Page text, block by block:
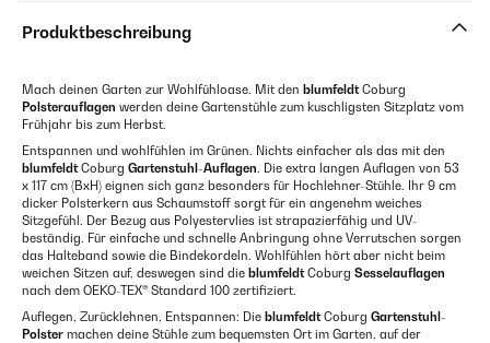
Produktbeschreibung
Mach deinen Garten zur Wohlfühloase. Mit den blumfeldtCoburg
Polsterauflagen werden deine Gartenstühle zum kuschligsten Sitzplatz vom
Frühjahr bis zum Herbst.
Entspannen und wohlfühlen im Grünen. Nichts einfacher als das mit den
blumfeldtCoburg Gartenstuhl-Auflagen. Die extra langen Auflagen von 53
x 117 cm (BxH) eignen sich ganz besonders für Hochlehner-Stühle. Ihr 9 cm
dicker Polsterkern aus Schaumstoff sorgt für ein angenehm weiches
Sitzgefühl. Der Bezug aus Polyestervlies ist strapazierfähig und UV-
beständig. Für einfache und schnelle Anbringung ohne Verrutschen sorgen
das Halteband sowie die Bindekordeln. Wohlfühlen hört aber nicht beim
weichen Sitzen auf, deswegen sind die blumfeldtCoburg Sesselauflagen
nach dem OEKO-TEX® Standard 100 zertifiziert.
Auflegen, Zurücklehnen, Entspannen: Die blumfeldtCoburg Gartenstuhl-
Polster machen deine Stühle zum bequemsten Ort im Garten, auf der